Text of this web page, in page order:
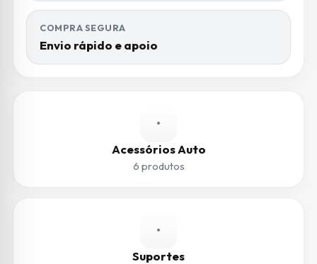
COMPRA SEGURA
Envio rápido e apoio
•
Acessórios Auto
6 produtos
•
Suportes